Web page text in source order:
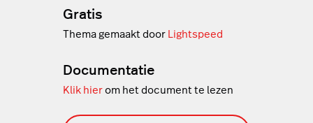
Gratis
Thema gemaakt door Lightspeed
Documentatie
Klik hierom het document te lezen